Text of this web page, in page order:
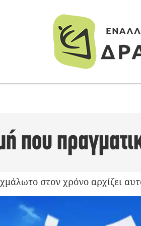
που
στον χρόνο αρχίζει